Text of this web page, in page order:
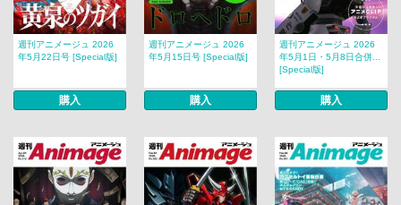
週刊アニメージュ 2026
年5月22日号 [Special版]
購入
週刊アニメージュ 2026
年5月15日号 [Special版]
購入
週刊アニメージュ 2026
年5月1日・5月8日合併...
[Special版]
購入